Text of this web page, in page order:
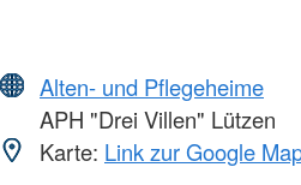
Alten- und Pflegeheime
APH "Drei Villen" Lützen
Karte: Link zur Google